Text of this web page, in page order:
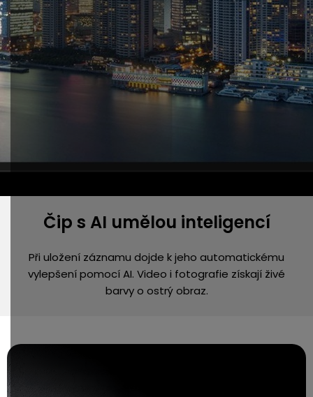
Čip s AI umělou inteligencí
Při uložení záznamu dojde k jeho automatickému
vylepšení pomocí AI. Video i fotografie získají živé
barvy o ostrý obraz.